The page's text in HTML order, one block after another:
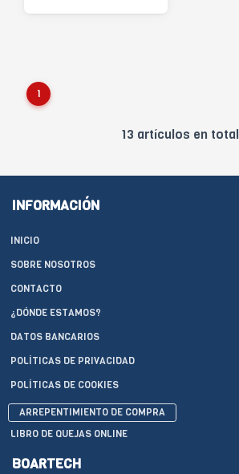
1
13 artículos en total
INFORMACIÓN
INICIO
SOBRE NOSOTROS
CONTACTO
¿DÓNDE ESTAMOS?
DATOS BANCARIOS
POLÍTICAS DE PRIVACIDAD
POLÍTICAS DE COOKIES
ARREPENTIMIENTO DE COMPRA
LIBRO DE QUEJAS ONLINE
BOARTECH